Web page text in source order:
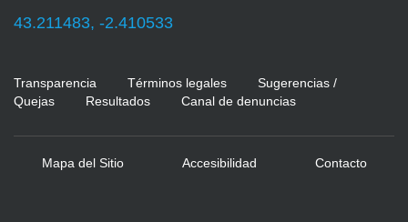
43.211483, -2.410533
Transparencia Términos legales
Sugerencias /
Quejas
Resultados Canal de denuncias
Mapa del Sitio Accesibilidad Contacto